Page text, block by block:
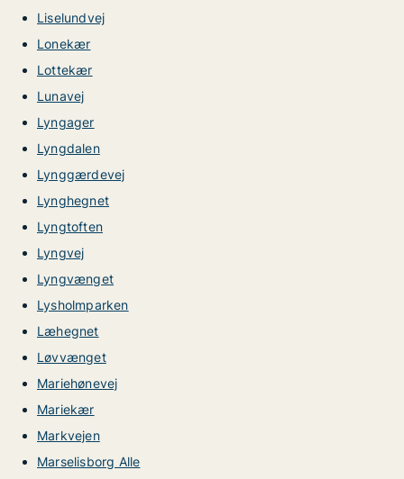
Liselundvej
Lonekær
Lottekær
Lunavej
Lyngager
Lyngdalen
Lynggærdevej
Lynghegnet
Lyngtoften
Lyngvej
Lyngvænget
Lysholmparken
Læhegnet
Løvvænget
Mariehønevej
Mariekær
Markvejen
Marselisborg Alle